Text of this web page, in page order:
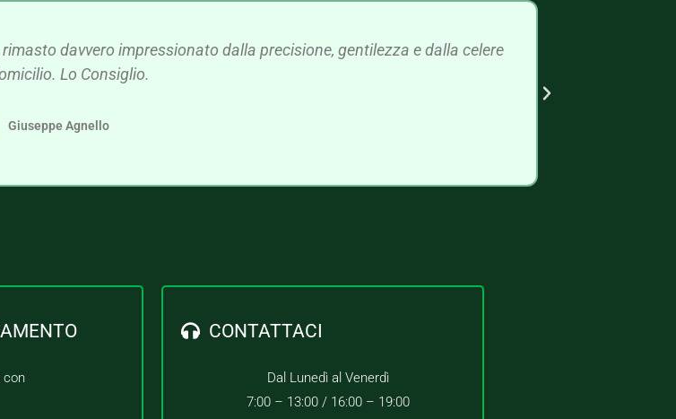
davvero impressionato dalla precisione, gentilezza e dalla celere
Lo Consiglio.
Giuseppe Agnello
con
CONTATTACI
Dal Lunedì al Venerdì
7:00 – 13:00 / 16:00 – 19:00